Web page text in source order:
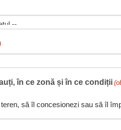
în ce zonă și în ce condiții
să îl concesionezi sau să îl